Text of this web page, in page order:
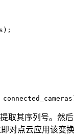
);
connected_cameras
其序列号。然
对点云应用该变